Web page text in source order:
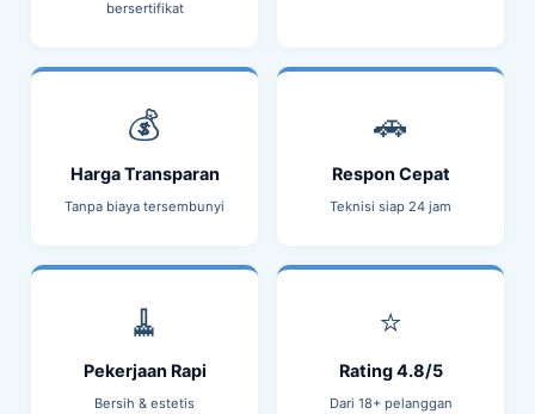
bersertifikat
💰
Harga Transparan
Tanpa biaya tersembunyi
🚗
Respon Cepat
Teknisi siap 24 jam
🧹
Pekerjaan Rapi
Bersih & estetis
⭐
Rating 4.8/5
Dari 18+ pelanggan